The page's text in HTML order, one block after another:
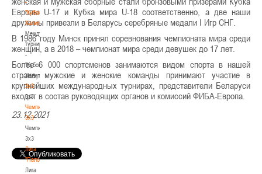
-
"Кубок
Халипского"
Международный
турнир
-
"Кубок
Халипского"
3x3
3x3
Чемпионат
3х3
Чемпионат
3х3
Лига
"Палова"
Лига
Европы U-17 и Кубка мира U-18 соответственно, а две наши
дружины привезли в Беларусь серебряные медали I Игр СНГ.
В 1986 году Минск принял соревнования чемпионата мира среди
женщин, а в 2018 – чемпионат мира среди девушек до 17 лет.
Более 6 000 спортсменов занимаются видом спорта в нашей
стране, мужские и женские команды принимают участие в
крупнейших международных турнирах, представители Беларуси
входят в состав руководящих органов и комиссий ФИБА-Европа.
23.12.2021